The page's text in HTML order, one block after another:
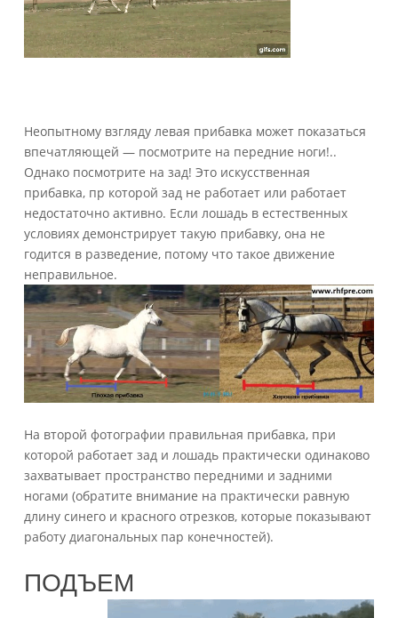
Неопытному взгляду левая прибавка может показаться
впечатляющей — посмотрите на передние ноги!..
Однако посмотрите на зад! Это искусственная
прибавка, пр которой зад не работает или работает
недостаточно активно. Если лошадь в естественных
условиях демонстрирует такую прибавку, она не
годится в разведение, потому что такое движение
неправильное.
На второй фотографии правильная прибавка, при
которой работает зад и лошадь практически одинаково
захватывает пространство передними и задними
ногами (обратите внимание на практически равную
длину синего и красного отрезков, которые показывают
работу диагональных пар конечностей).
ПОДЪЕМ